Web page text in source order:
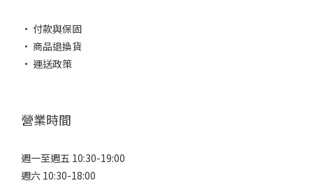
• 付款與保固
• 商品退換貨
• 運送政策
營業時間
週一至週五 10:30-19:00
週六 10:30-18:00